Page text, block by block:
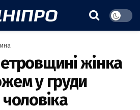
жінка
у груди